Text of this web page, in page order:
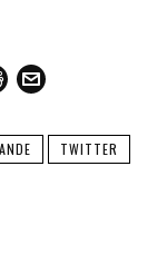
TWITTER